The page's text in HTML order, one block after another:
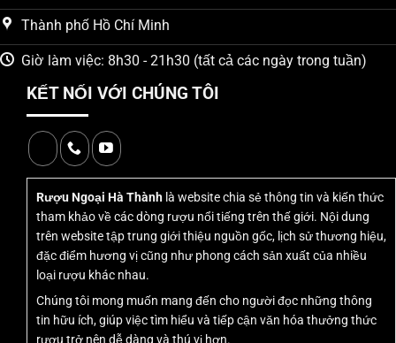
ngựa song mã ôm châu Noble
Cognac Hors d’Age
Trong thế giới quà tặng đẳng cấp,
châu Noble Cognac Hors d’Age
nghệ thuật duy mỹ, kết hợp giữa tinh hoa điêu khắc và
dòng Cognac Hors d’Age thượng hạng từ nhà chưng cất
của sản phẩm nằm ở thiết kế hai chú ngựa oai phong
cùng nhau ôm trọn và bảo vệ quả cầu thuỷ tinh chứa đựng
dòng rượu quý giá. Đây không chỉ là một chai rượu, mà là
một biểu tượng phong thuỷ mạnh mẽ về sự hợp tác bền
vững, tình cảm gắn bó và sự viên mãn, sung túc, là món
quà hoàn hảo để gửi gắm những lời chúc tốt đẹp nhất
Thành phố Hồ Chí Minh
Giờ làm việc: 8h30 - 21h30 (tất cả các ngày trong tuần)
KẾT NỐI VỚI CHÚNG TÔI
Rượu Ngoại Hà Thành là website chia sẻ thông tin và kiến thức
tham khảo về các dòng rượu nổi tiếng trên thế giới. Nội dung
trên website tập trung giới thiệu nguồn gốc, lịch sử thương hiệu,
đặc điểm hương vị cũng như phong cách sản xuất của nhiều
loại rượu khác nhau.
Chúng tôi mong muốn mang đến cho người đọc những thông
tin hữu ích, giúp việc tìm hiểu và tiếp cận văn hóa thưởng thức
rượu trở nên dễ dàng và thú vị hơn.